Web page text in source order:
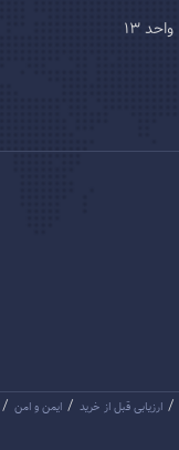
/ ارزیابی قبل از خرید / ایمن و امن /